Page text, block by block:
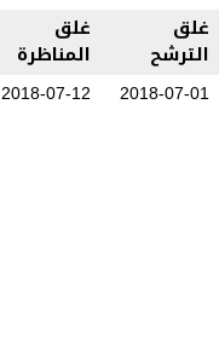
غلق
الترشح
غلق
المناظرة
2018-07-01
2018-07-12